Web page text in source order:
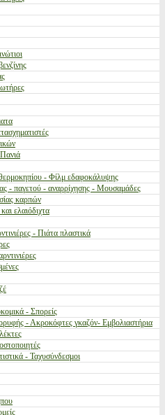
- Φίλμ εδαφοκάλυψης
- παγετού - αναρρίχησης - Μουσαμάδες
καρπών
ελαιόδιχτα
- Πιάτα πλαστικά
- Σπορείς
- Ακροκόφτες γκαζόν- Εμβολιαστήρια
- Ταχυσύνδεσμοι